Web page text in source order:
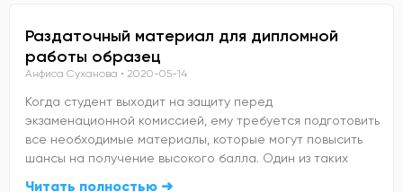
Раздаточный материал для дипломной
работы образец
Анфиса Суханова 2020-05-14
Когда студент выходит на защиту перед
экзаменационной комиссией, ему требуется подготовить
все необходимые материалы, которые могут повысить
шансы на получение высокого балла. Один из таких
Читать полностью ➜